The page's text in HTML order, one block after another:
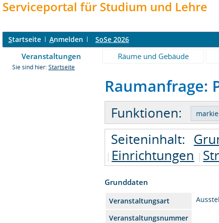
Serviceportal für Studium und Lehre
Startseite Anmelden SoSe 2026
Veranstaltungen Räume und Gebäude
Sie sind hier: Startseite
Raumanfrage:
Funktionen:
Seiteninhalt:
Einrichtungen
Grunddaten
Veranstaltungsart
Veranstaltungsnummer